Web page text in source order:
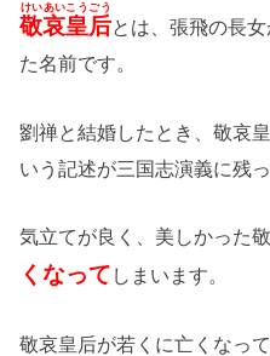
敬哀皇后
けいあいこうごう
とは、張飛の長
た名前です。
劉禅と結婚したとき、敬哀
いう記述が三国志演義に残っ
気立てが良く、美しかった
くなって しまいます。
敬哀皇后が若くに亡くなっ